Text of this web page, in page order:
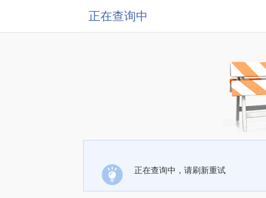
正在查询中
正在查询中，请刷新重试